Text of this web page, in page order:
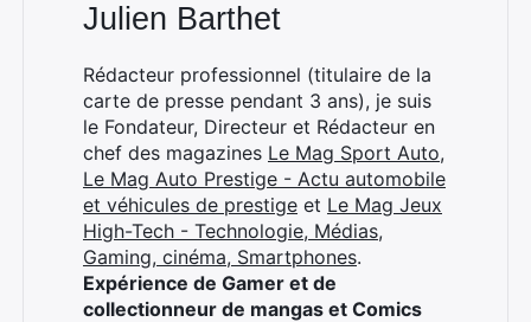
Julien Barthet
Rédacteur professionnel (titulaire de la
carte de presse pendant 3 ans), je suis
le Fondateur, Directeur et Rédacteur en
chef des magazines Le Mag Sport Auto,
Le Mag Auto Prestige - Actu automobile
et véhicules de prestige et Le Mag Jeux
High-Tech - Technologie, Médias,
Gaming, cinéma, Smartphones.
Expérience de Gamer et de
collectionneur de mangas et Comics